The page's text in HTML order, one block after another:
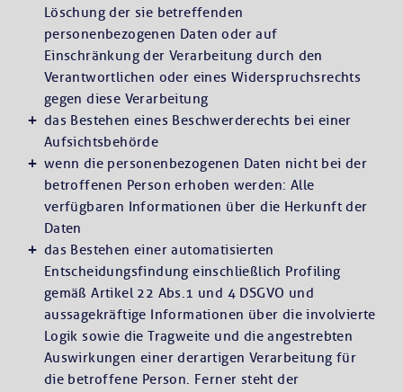
Löschung der sie betreffenden
personenbezogenen Daten oder auf
Einschränkung der Verarbeitung durch den
Verantwortlichen oder eines Widerspruchsrechts
gegen diese Verarbeitung
das Bestehen eines Beschwerderechts bei einer
Aufsichtsbehörde
wenn die personenbezogenen Daten nicht bei der
betroffenen Person erhoben werden: Alle
verfügbaren Informationen über die Herkunft der
Daten
das Bestehen einer automatisierten
Entscheidungsfindung einschließlich Profiling
gemäß Artikel 22 Abs.1 und 4 DSGVO und
aussagekräftige Informationen über die involvierte
Logik sowie die Tragweite und die angestrebten
Auswirkungen einer derartigen Verarbeitung für
die betroffene Person. Ferner steht der